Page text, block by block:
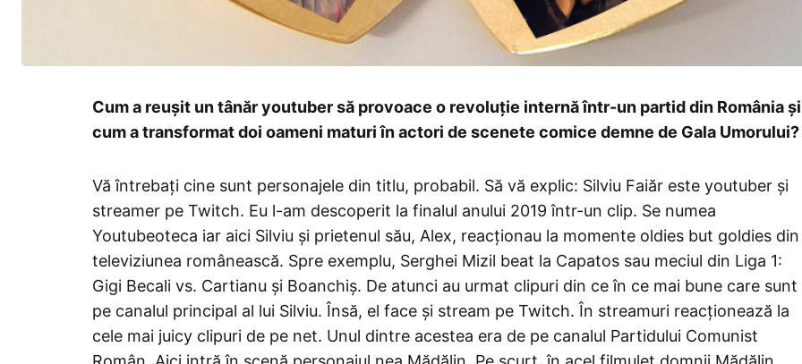
Cum a reușit un tânăr youtuber să provoace o revoluție internă într-un partid din România și
cum a transformat doi oameni maturi în actori de scenete comice demne de Gala Umorului?
Vă întrebați cine sunt personajele din titlu, probabil. Să vă explic: Silviu Faiăr este youtuber și
streamer pe Twitch. Eu l-am descoperit la finalul anului 2019 într-un clip. Se numea
Youtubeoteca iar aici Silviu și prietenul său, Alex, reacționau la momente oldies but goldies din
televiziunea românească. Spre exemplu, Serghei Mizil beat la Capatos sau meciul din Liga 1:
Gigi Becali vs. Cartianu și Boanchiș. De atunci au urmat clipuri din ce în ce mai bune care sunt
pe canalul principal al lui Silviu. Însă, el face și stream pe Twitch. În streamuri reacționează la
cele mai juicy clipuri de pe net. Unul dintre acestea era de pe canalul Partidului Comunist